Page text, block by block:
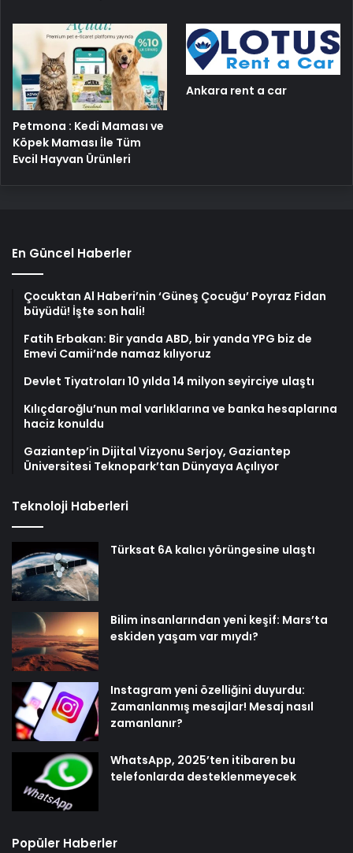
Petmona : Kedi Maması ve
Köpek Maması İle Tüm
Evcil Hayvan Ürünleri
Ankara rent a car
En Güncel Haberler
Çocuktan Al Haberi’nin ‘Güneş Çocuğu’ Poyraz Fidan
büyüdü! İşte son hali!
Fatih Erbakan: Bir yanda ABD, bir yanda YPG biz de
Emevi Camii’nde namaz kılıyoruz
Devlet Tiyatroları 10 yılda 14 milyon seyirciye ulaştı
Kılıçdaroğlu’nun mal varlıklarına ve banka hesaplarına
haciz konuldu
Gaziantep’in Dijital Vizyonu Serjoy, Gaziantep
Üniversitesi Teknopark’tan Dünyaya Açılıyor
Teknoloji Haberleri
Türksat 6A kalıcı yörüngesine ulaştı
Bilim insanlarından yeni keşif: Mars’ta
eskiden yaşam var mıydı?
Instagram yeni özelliğini duyurdu:
Zamanlanmış mesajlar! Mesaj nasıl
zamanlanır?
WhatsApp, 2025’ten itibaren bu
telefonlarda desteklenmeyecek
Popüler Haberler